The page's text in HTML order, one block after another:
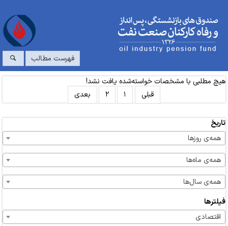
فهرست مطالب
هیچ مطلبی با مشخصات خواسته‌شده یافت نشد!
قبلی
۱ ۲ بعدی
تاریخ
همه‌ی روزها
همه‌ی ماه‌ها
همه‌ی سال‌ها
فیلترها
اقتصادی